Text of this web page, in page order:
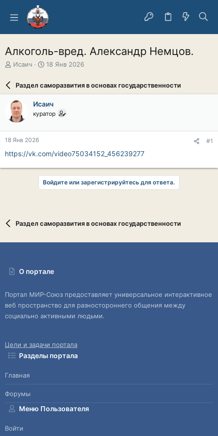
Алкоголь-вред. Александр Немцов.
А
о
р
т
е
м
ы
Исаич
Д
а
а
ч
л
18 Янв 2026
Раздел саморазвития в основах государственности
Исаич
куратор
18 Янв 2026 #1
https://vk.com/video75034152_456239277
Войдите или зарегистрируйтесь для ответа.
Раздел саморазвития в основах государственности
О портале
Портал МИР-Союз предоставляет универсальное интерактивное
веб пространство для разностороннего общения между
социально активными людьми.
Цели и задачи портала
Разделы портала
Главная
Форумы
Меню Пользователя
Войти